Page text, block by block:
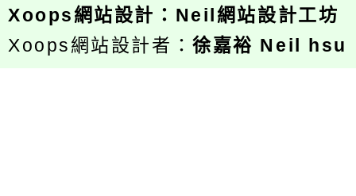
Xoops網站設計 ： Neil網站設計工坊
Xoops網站設計者：徐嘉裕 Neil hsu